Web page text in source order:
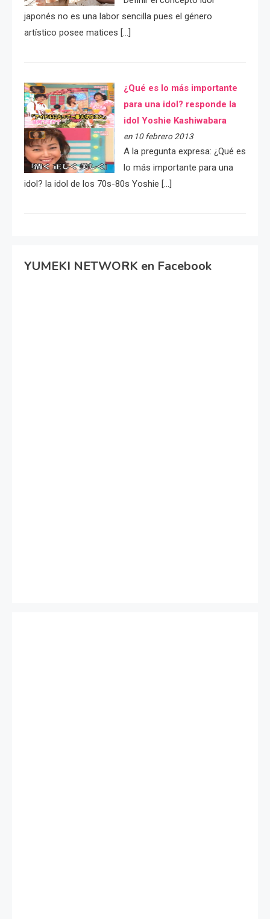
japonés no es una labor sencilla pues el género
artístico posee matices […]
¿Qué es lo más importante
para una idol? responde la
idol Yoshie Kashiwabara
en 10 febrero 2013
A la pregunta expresa: ¿Qué es
lo más importante para una
idol? la idol de los 70s-80s Yoshie […]
YUMEKI NETWORK en Facebook